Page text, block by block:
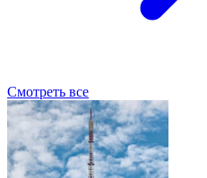
Смотреть все